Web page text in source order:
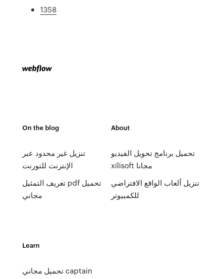
1358
On the blog
تنزيل غير محدود عبر
الإنترنت للتورنت
تعريف التمثيل pdf تحميل
مجاني
About
تحميل برنامج تحويل الفيديو
xilisoft مجانا
تنزيل ألعاب الواقع الافتراضي
للكمبيوتر
Learn
تحميل مجاني captain